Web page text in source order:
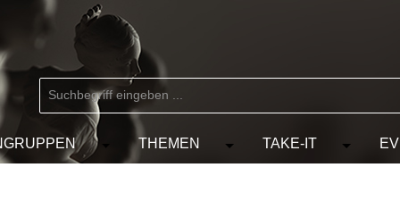
Kategorie MARKEN
das Dropdown der Kategorie KÜNSTLER
Öffne oder Schließe das Dropdown der
THEMEN Öffne oder Schließe das
TAKE-IT Öffne